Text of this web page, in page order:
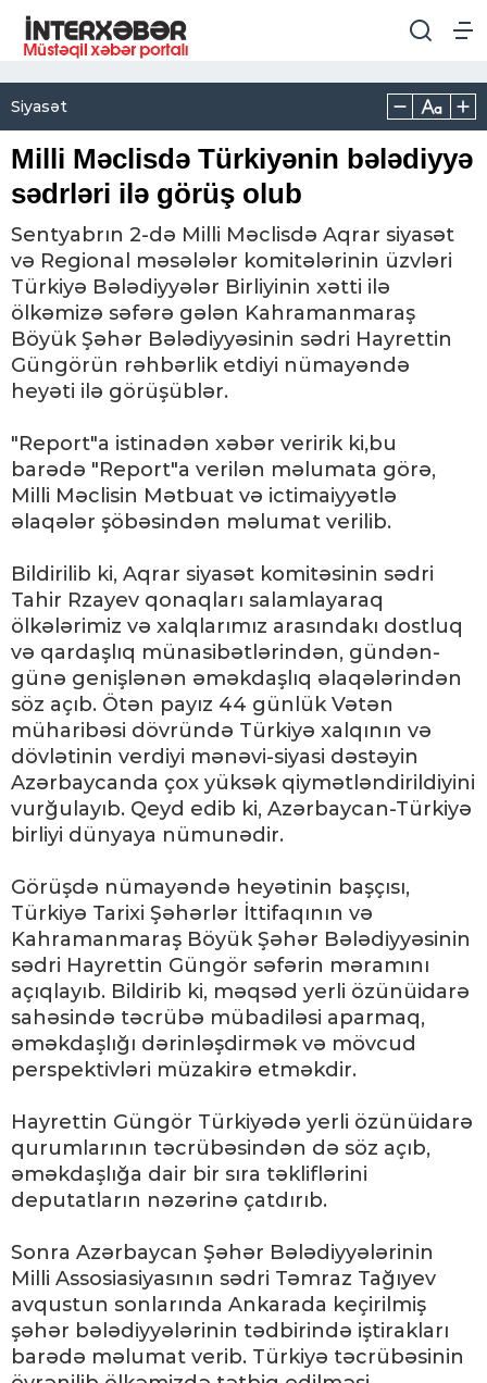
Siyasət
Milli Məclisdə Türkiyənin bələdiyyə
sədrləri ilə görüş olub
Sentyabrın 2-də Milli Məclisdə Aqrar siyasət
və Regional məsələlər komitələrinin üzvləri
Türkiyə Bələdiyyələr Birliyinin xətti ilə
ölkəmizə səfərə gələn Kahramanmaraş
Böyük Şəhər Bələdiyyəsinin sədri Hayrettin
Güngörün rəhbərlik etdiyi nümayəndə
heyəti ilə görüşüblər.
"Report"a istinadən xəbər veririk ki,bu
barədə "Report"a verilən məlumata görə,
Milli Məclisin Mətbuat və ictimaiyyətlə
əlaqələr şöbəsindən məlumat verilib.
Bildirilib ki, Aqrar siyasət komitəsinin sədri
Tahir Rzayev qonaqları salamlayaraq
ölkələrimiz və xalqlarımız arasındakı dostluq
və qardaşlıq münasibətlərindən, gündən-
günə genişlənən əməkdaşlıq əlaqələrindən
söz açıb. Ötən payız 44 günlük Vətən
müharibəsi dövründə Türkiyə xalqının və
dövlətinin verdiyi mənəvi-siyasi dəstəyin
Azərbaycanda çox yüksək qiymətləndirildiyini
vurğulayıb. Qeyd edib ki, Azərbaycan-Türkiyə
birliyi dünyaya nümunədir.
Görüşdə nümayəndə heyətinin başçısı,
Türkiyə Tarixi Şəhərlər İttifaqının və
Kahramanmaraş Böyük Şəhər Bələdiyyəsinin
sədri Hayrettin Güngör səfərin məramını
açıqlayıb. Bildirib ki, məqsəd yerli özünüidarə
sahəsində təcrübə mübadiləsi aparmaq,
əməkdaşlığı dərinləşdirmək və mövcud
perspektivləri müzakirə etməkdir.
Hayrettin Güngör Türkiyədə yerli özünüidarə
qurumlarının təcrübəsindən də söz açıb,
əməkdaşlığa dair bir sıra təkliflərini
deputatların nəzərinə çatdırıb.
Sonra Azərbaycan Şəhər Bələdiyyələrinin
Milli Assosiasiyasının sədri Təmraz Tağıyev
avqustun sonlarında Ankarada keçirilmiş
şəhər bələdiyyələrinin tədbirində iştirakları
barədə məlumat verib. Türkiyə təcrübəsinin